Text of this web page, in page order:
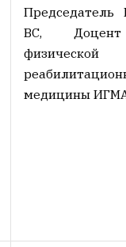
Председатель
ВС,
медицины